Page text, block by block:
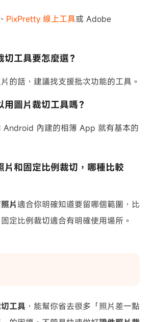
PixPretty 線上工具或 Adobe
工具要怎麼選？
的話，建議找支援批次功能的工具。
圖片裁切工具嗎？
Android 內建的相簿 App 就有基本的
片和固定比例裁切，哪種比較
片適合你明確知道要留哪個範圍，比
定比例裁切適合有明確使用場所。
工具 ，能幫你省去很多「照片差一點